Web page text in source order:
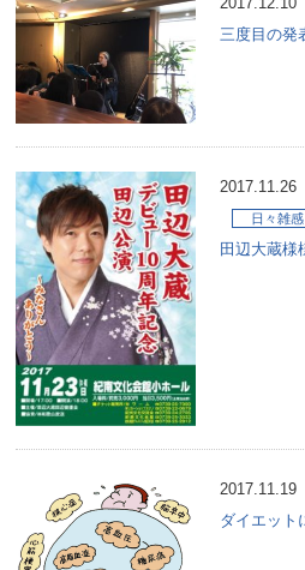
三度目の発
2017.11.26
日々雑感
田辺大蔵様
2017.11.19
ダイエット